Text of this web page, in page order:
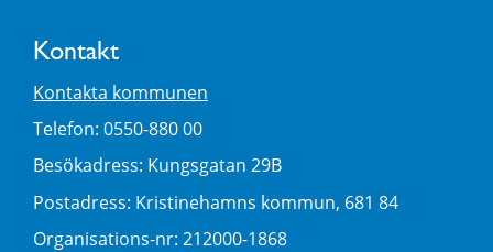
Kontakt
Kontakta kommunen
Telefon: 0550-880 00
Besökadress: Kungsgatan 29B
Postadress: Kristinehamns kommun, 681 84
Organisations-nr: 212000-1868